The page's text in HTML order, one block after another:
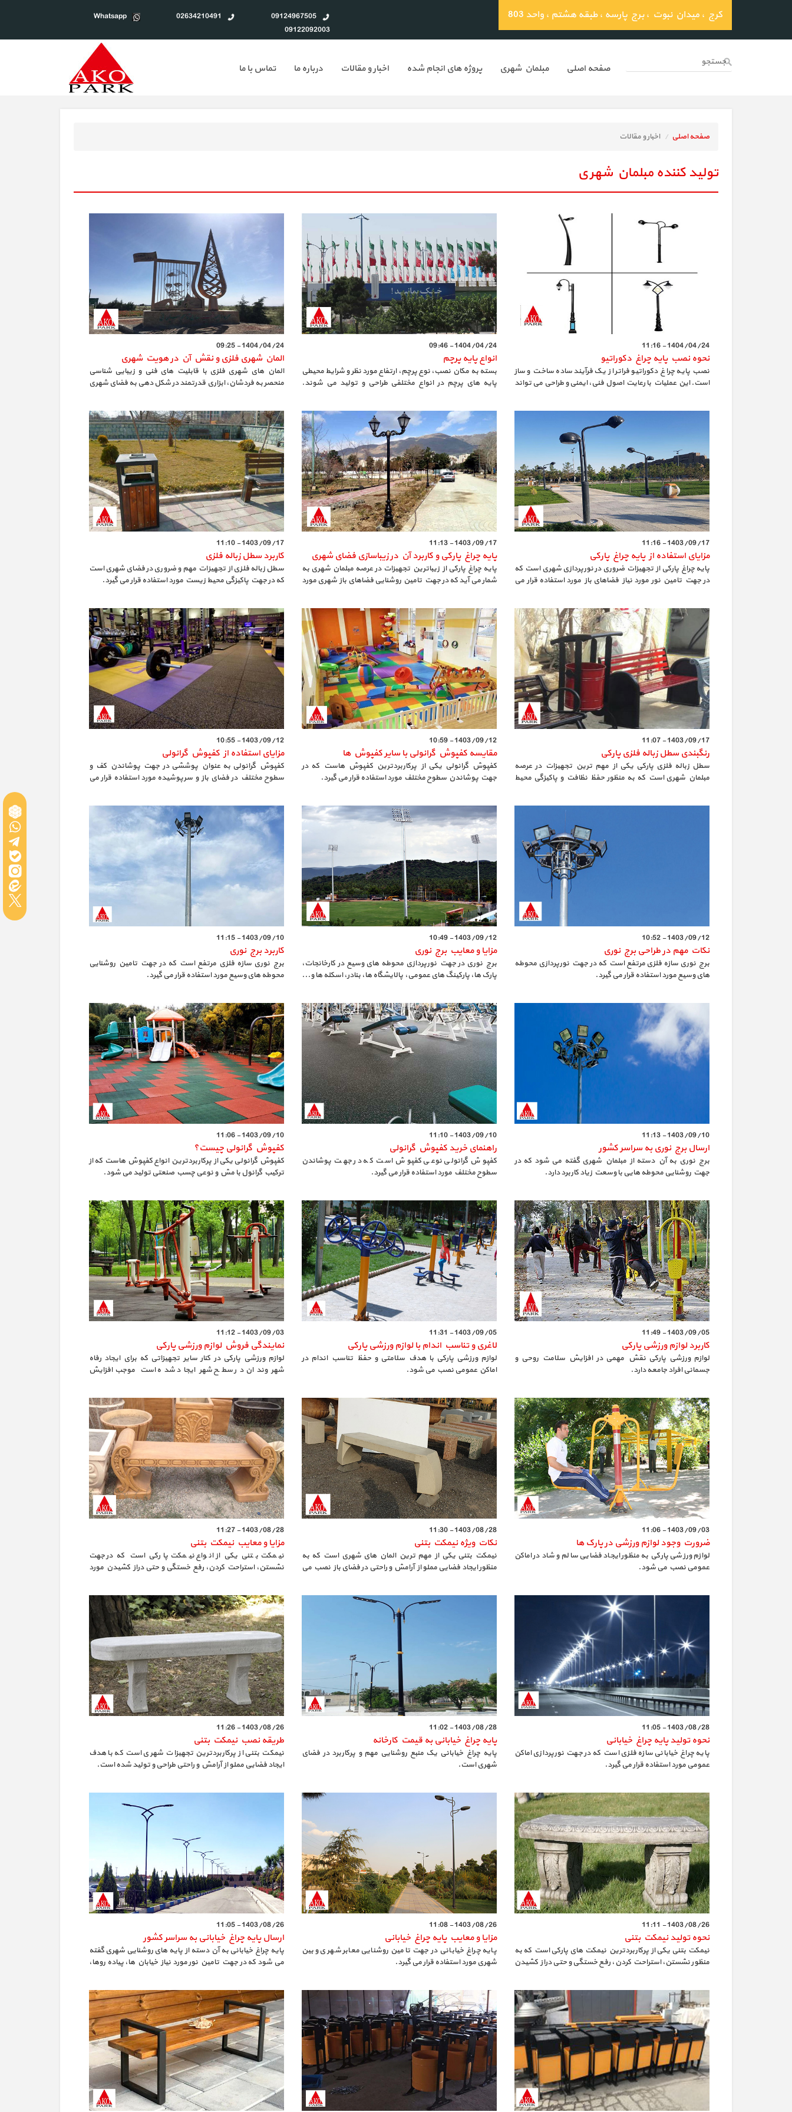
کرج ، میدان نبوت ، برج پارسه ، طبقه هشتم ، واحد 803
09124967505
09122092003
02634210491
Whatsapp
صفحه اصلي مبلمان شهری پروژه های انجام شده اخبار و مقالات درباره ما تماس با ما
صفحه اصلی اخبار و مقالات
تولید کننده مبلمان شهری
1404/04/24 - 11:16
نحوه نصب پایه چراغ دکوراتیو
نصب پایه چراغ دکوراتیو فراتر از یک فرآیند ساده ساخت و ساز
است. این عملیات با رعایت اصول فنی، ایمنی و طراحی می‌ تواند
1404/04/24 - 09:46
انواع پایه پرچم
بسته به مکان نصب، نوع پرچم، ارتفاع مورد نظر و شرایط محیطی
پایه‌ های پرچم در انواع مختلفی طراحی و تولید می‌ شوند.
1404/04/24 - 09:25
المان شهری فلزی و نقش آن در هویت شهری
المان‌ های شهری فلزی با قابلیت‌ های فنی و زیبایی‌ شناسی
منحصر‌ به‌ فردشان، ابزاری قدرتمند در شکل‌ دهی به فضای شهری
1403/09/17 - 11:16
مزایای استفاده از پایه چراغ پارکی
پایه چراغ پارکی از تجهیزات ضروری در نورپردازی شهری است که
در جهت تامین نور مورد نیاز فضاهای باز مورد استفاده قرار می
1403/09/17 - 11:13
پایه چراغ پارکی و کاربرد آن در زیباسازی فضای شهری
پایه چراغ پارکی از زیباترین تجهیزات در عرصه مبلمان شهری به
شمار می آید که در جهت تامین روشنایی فضاهای باز شهری مورد
1403/09/17 - 11:10
کاربرد سطل زباله فلزی
سطل زباله فلزی از تجهیزات مهم و ضروری در فضای شهری است
که در جهت پاکیزگی محیط زیست مورد استفاده قرار می گیرد.
1403/09/17 - 11:07
رنگبندی سطل زباله فلزی پارکی
سطل زباله فلزی پارکی یکی از مهم ترین تجهیزات در عرصه
مبلمان شهری است که به منظور حفظ نظافت و پاکیزگی محیط
1403/09/12 - 10:59
مقایسه کفپوش گرانولی با سایر کفپوش ها
کفپوش گرانولی یکی از پرکاربردترین کفپوش هاست که در
جهت پوشاندن سطوح مختلف مورد استفاده قرار می گیرد.
1403/09/12 - 10:55
مزایای استفاده از کفپوش گرانولی
کفپوش گرانولی به عنوان پوششی در جهت پوشاندن کف و
سطوح مختلف در فضای باز و سرپوشیده مورد استفاده قرار می
1403/09/12 - 10:52
نکات مهم در طراحی برج نوری
برج نوری سازه فلزی مرتفع است که در جهت نورپردازی محوطه
های وسیع مورد استفاده قرار می گیرد.
1403/09/12 - 10:49
مزایا و معایب برج نوری
برج نوری در جهت نورپردازی محوطه های وسیع در کارخانجات،
پارک ها، پارکینگ های عمومی، پالایشگاه ها، بنادر، اسکله ها و...
1403/09/10 - 11:15
کاربرد برج نوری
برج نوری سازه فلزی مرتفع است که در جهت تامین روشنایی
محوطه های وسیع مورد استفاده قرار می گیرد.
1403/09/10 - 11:13
ارسال برج نوری به سراسر کشور
برج نوری به آن دسته از مبلمان شهری گفته می شود که در
جهت روشنایی محوطه هایی با وسعت زیاد کاربرد دارد.
1403/09/10 - 11:10
راهنمای خرید کفپوش گرانولی
کفپوش گرانولی نوعی کفپوش است که در جهت پوشاندن
سطوح مختلف مورد استفاده قرار می گیرد.
1403/09/10 - 11:06
کفپوش گرانولی چیست؟
کفپوش گرانولی یکی از پرکاربردترین انواع کفپوش هاست که از
ترکیب گرانول با مش و نوعی چسب صنعتی تولید می شود.
1403/09/05 - 11:49
کاربرد لوازم ورزشی پارکی
لوازم ورزشی پارکی نقش مهمی در افزایش سلامت روحی و
جسمانی افراد جامعه دارد.
1403/09/05 - 11:31
لاغری و تناسب اندام با لوازم ورزشی پارکی
لوازم ورزشی پارکی با هدف سلامتی و حفظ تناسب اندام در
اماکن عمومی نصب می شود.
1403/09/03 - 11:12
نمایندگی فروش لوازم ورزشی پارکی
لوازم ورزشی پارکی در کنار سایر تجهیزاتی که برای ایجاد رفاه
شهروندان در سطح شهر ایجاد شده است موجب افزایش
1403/09/03 - 11:06
ضرورت وجود لوازم ورزشی در پارک ها
لوازم ورزشی پارکی به منظور ایجاد فضایی سالم و شاد در اماکن
عمومی نصب می شود.
1403/08/28 - 11:30
نکات ویژه نیمکت بتنی
نیمکت بتنی یکی از مهم ترین المان های شهری است که به
منظور ایجاد فضایی مملو از آرامش و راحتی در فضای باز نصب می
1403/08/28 - 11:27
مزایا و معایب نیمکت بتنی
نیمکت بتنی یکی از انواع نیمکت پارکی است که در جهت
نشستن، استراحت کردن، رفع خستگی و حتی دراز کشیدن مورد
1403/08/28 - 11:05
نحوه تولید پایه چراغ خیابانی
پایه چراغ خیابانی سازه فلزی است که در جهت نورپردازی اماکن
عمومی مورد استفاده قرار می گیرد.
1403/08/28 - 11:02
پایه چراغ خیابانی به قیمت کارخانه
پایه چراغ خیابانی یک منبع روشنایی مهم و پرکاربرد در فضای
شهری است.
1403/08/26 - 11:26
طریقه نصب نیمکت بتنی
نیمکت بتنی از پرکاربردترین تجهیزات شهری است که با هدف
ایجاد فضایی مملو از آرامش و راحتی طراحی و تولید شده است.
1403/08/26 - 11:11
نحوه تولید نیمکت بتنی
نیمکت بتنی یکی از پرکاربردترین نیمکت های پارکی است که به
منظور نشستن، استراحت کردن، رفع خستگی و حتی دراز کشیدن
1403/08/26 - 11:08
مزایا و معایب پایه چراغ خیابانی
پایه چراغ خیابانی در جهت تامین روشنایی معابر شهری و بین
شهری مورد استفاده قرار می گیرد.
1403/08/26 - 11:05
ارسال پایه چراغ خیابانی به سراسر کشور
پایه چراغ خیابانی به آن دسته از پایه های روشنایی شهری گفته
می شود که در جهت تامین نور مورد نیاز خیابان ها، پیاده روها،